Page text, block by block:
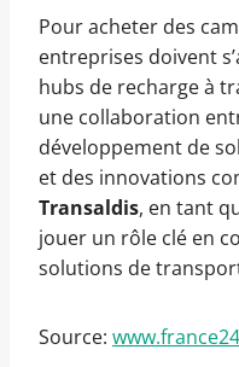
Pour acheter des
entreprises doivent
hubs de recharge à
une collaboration
développement de
et des innovations
Transaldis, en tant
jouer un rôle clé en
solutions de
Source: